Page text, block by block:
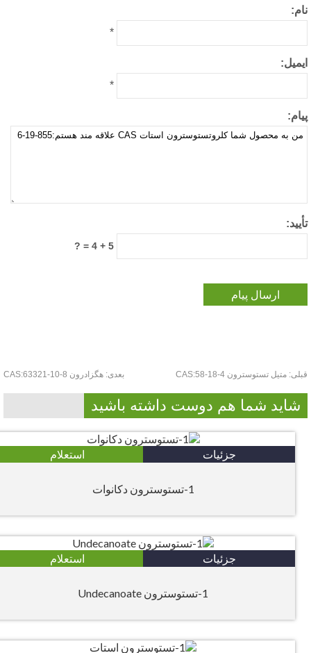
متیل تستوسترون CAS:58-18-4 بعدی:هگزادرون CAS:63321-10-8
شاید شما هم دوست داشته باشید
جزئیات استعلام
جزئیات استعلام